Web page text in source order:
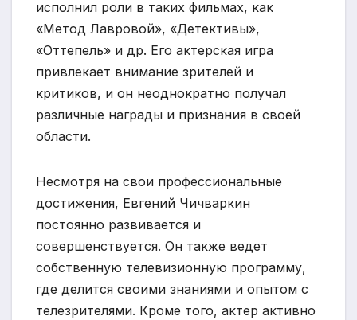
исполнил роли в таких фильмах, как
«Метод Лавровой», «Детективы»,
«Оттепель» и др. Его актерская игра
привлекает внимание зрителей и
критиков, и он неоднократно получал
различные награды и признания в своей
области.
Несмотря на свои профессиональные
достижения, Евгений Чичваркин
постоянно развивается и
совершенствуется. Он также ведет
собственную телевизионную программу,
где делится своими знаниями и опытом с
телезрителями. Кроме того, актер активно